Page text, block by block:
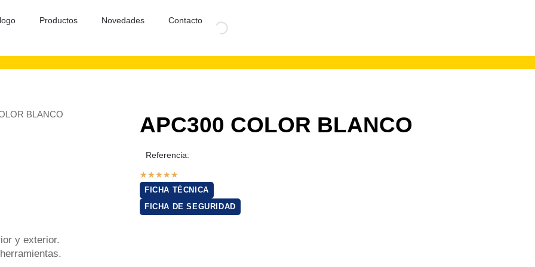
Productos Novedades Contacto
BLANCO APC300 COLOR BLANCO
Referencia:
★★★★★
FICHA TÉCNICA
FICHA DE SEGURIDAD
y exterior.